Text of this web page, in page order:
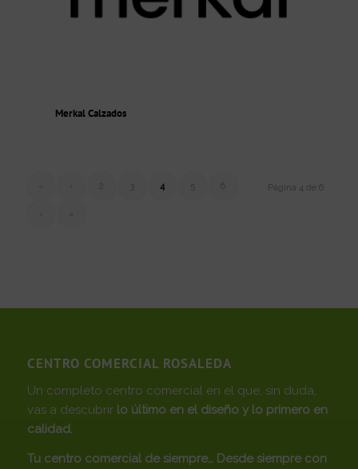
Merkal Calzados
Página 4 de 6
3 4 6
CENTRO COMERCIAL ROSALEDA
Un completo centro comercial en el que, sin duda,
vas a descubrir lo último en el diseño y lo primero en
calidad.
Tu centro comercial de siempre… Desde siempre con